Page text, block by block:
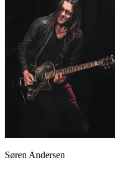
Søren Andersen